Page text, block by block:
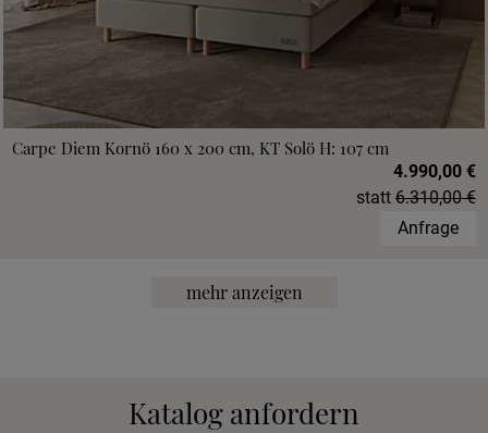
Carpe Diem Kornö 160 x 200 cm, KT Solö H: 107 cm
4.990,00 €
statt 6.310,00 €
Anfrage
mehr anzeigen
Katalog anfordern